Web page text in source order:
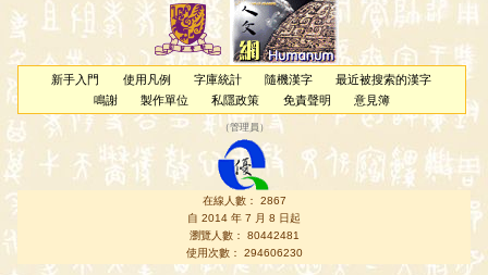
新手入門 使用凡例 字庫統計 隨機漢字
最近被搜索的漢字
鳴謝
製作單位 私隱政策 免責聲明 意見簿
（管理員 ）
在線人數： 2867
自 2014 年 7 月 8 日起
瀏覽人數： 80442481
使用次數： 294606230